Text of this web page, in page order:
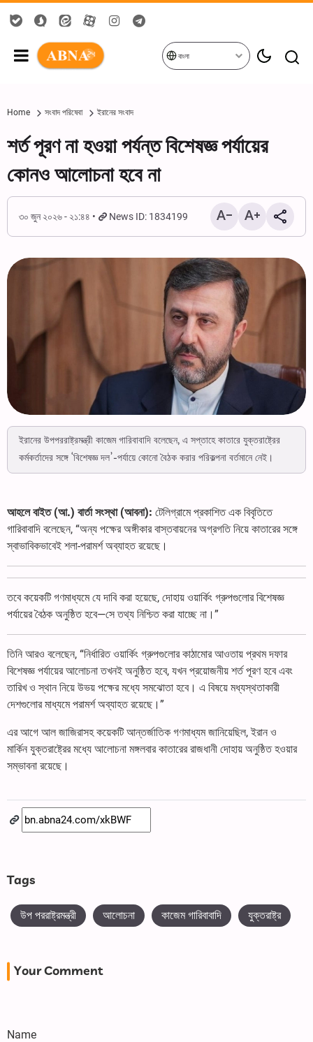
বাংলা
Home সংবাদ পরিষেবা ইরানের সংবাদ
শর্ত পূরণ না হওয়া পর্যন্ত বিশেষজ্ঞ পর্যায়ের
কোনও আলোচনা হবে না
৩০ জুন ২০২৬ - ২১:৪৪ News ID: 1834199
ইরানের উপপররাষ্ট্রমন্ত্রী কাজেম গারিবাবাদি বলেছেন, এ সপ্তাহে কাতারে যুক্তরাষ্ট্রের
কর্মকর্তাদের সঙ্গে ‘বিশেষজ্ঞ দল’-পর্যায়ে কোনো বৈঠক করার পরিকল্পনা বর্তমানে নেই।
আহলে বাইত (আ.) বার্তা সংস্থা (আবনা): টেলিগ্রামে প্রকাশিত এক বিবৃতিতে
গারিবাবাদি বলেছেন, “অন্য পক্ষের অঙ্গীকার বাস্তবায়নের অগ্রগতি নিয়ে কাতারের সঙ্গে
স্বাভাবিকভাবেই শলা-পরামর্শ অব্যাহত রয়েছে।
তবে কয়েকটি গণমাধ্যমে যে দাবি করা হয়েছে, দোহায় ওয়ার্কিং গ্রুপগুলোর বিশেষজ্ঞ
পর্যায়ের বৈঠক অনুষ্ঠিত হবে—সে তথ্য নিশ্চিত করা যাচ্ছে না।”
তিনি আরও বলেছেন, “নির্ধারিত ওয়ার্কিং গ্রুপগুলোর কাঠামোর আওতায় প্রথম দফার
বিশেষজ্ঞ পর্যায়ের আলোচনা তখনই অনুষ্ঠিত হবে, যখন প্রয়োজনীয় শর্ত পূরণ হবে এবং
তারিখ ও স্থান নিয়ে উভয় পক্ষের মধ্যে সমঝোতা হবে। এ বিষয়ে মধ্যস্থতাকারী
দেশগুলোর মাধ্যমে পরামর্শ অব্যাহত রয়েছে।”
এর আগে আল জাজিরাসহ কয়েকটি আন্তর্জাতিক গণমাধ্যম জানিয়েছিল, ইরান ও
মার্কিন যুক্তরাষ্ট্রের মধ্যে আলোচনা মঙ্গলবার কাতারের রাজধানী দোহায় অনুষ্ঠিত হওয়ার
সম্ভাবনা রয়েছে।
Tags
উপ পররাষ্ট্রমন্ত্রী আলোচনা কাজেম গারিবাবাদি যুক্তরাষ্ট্র
Your Comment
Name